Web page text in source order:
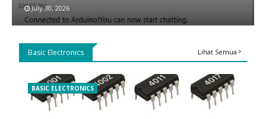
July 30, 2026
Basic Electronics Lihat Semua
BASIC ELECTRONICS